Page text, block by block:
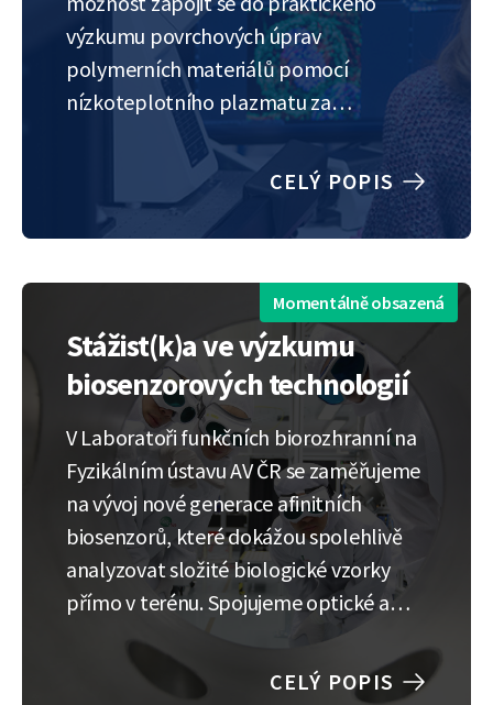
výzkumu povrchových úprav
polymerních materiálů pomocí
nízkoteplotního plazmatu za
atmosférického tlaku. Plazmová
úprava, například pro tisk, laminaci
nebo tvorbu povlaků, je moderní a
ekologickou alternativou tradičních
elektronice, potravinářství nebo
medicíně. V rámci stáže bude student…
CELÝ POPIS
Momentálně obsazená
Stážist(k)a ve výzkumu
biosenzorových technologií
V Laboratoři funkčních biorozhranní na
Fyzikálním ústavu AV ČR se zaměřujeme
na vývoj nové generace afinitních
biosenzorů, které dokážou spolehlivě
analyzovat složité biologické vzorky
přímo v terénu. Spojujeme optické a
piezoelektrické detekční systémy s
nejnovějšími přístupy v mikrofluidice a
CELÝ POPIS